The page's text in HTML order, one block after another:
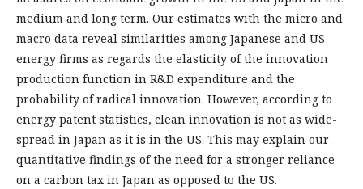
medium and long term. Our estimates with the micro and
macro data reveal similarities among Japanese and US
energy firms as regards the elasticity of the innovation
production function in R&D expenditure and the
probability of radical innovation. However, according to
energy pa­tent statistics, clean innovation is not as wide-
spread in Japan as it is in the US. This may explain our
quantitative findings of the need for a stronger reliance
on a carbon tax in Japan as opposed to the US.